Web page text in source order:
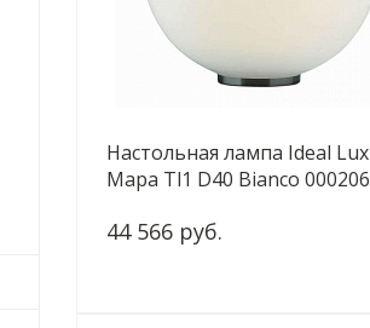
Настольная лампа Ideal Lux
Mapa Tl1 D40 Bianco 000206
44 566 руб.